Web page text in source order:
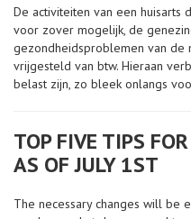
De activiteiten van een huisarts
voor zover mogelijk, de
gezondheidsproblemen van de
vrijgesteld van btw. Hieraan
belast zijn, zo bleek onlangs
TOP FIVE TIPS
AS OF JULY 1ST
The necessary changes will be